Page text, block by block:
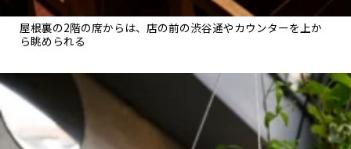
屋根裏の2階の席からは、店の前の渋谷通やカウンターを上か
ら眺められる